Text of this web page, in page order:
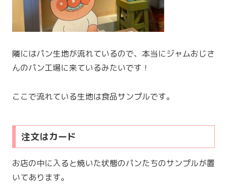
隣にはパン生地が流れているので、本当にジャムおじさ
んのパン工場に来ているみたいです！
ここで流れている生地は食品サンプルです。
注文はカード
お店の中に入ると焼いた状態のパンたちのサンプルが置
いてあります。